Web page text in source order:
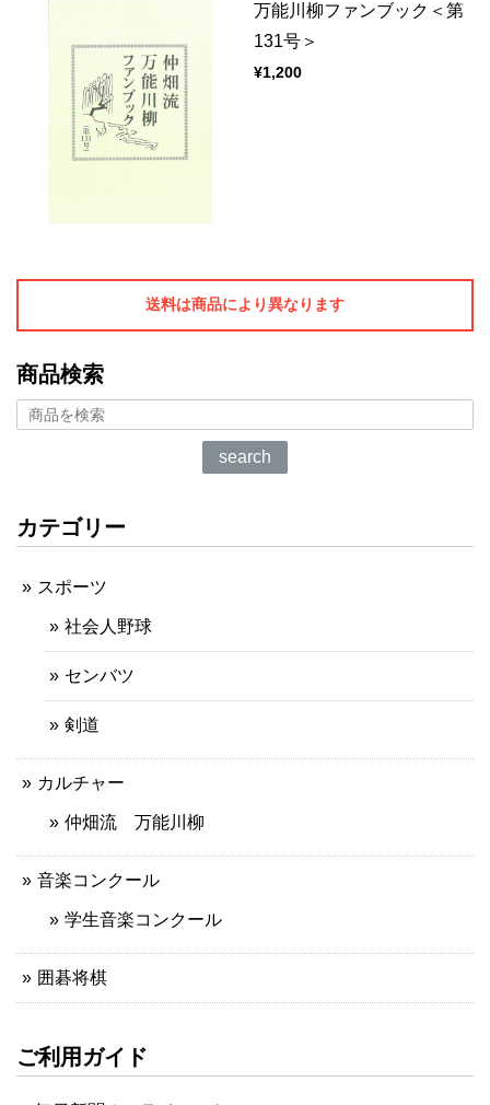
万能川柳ファンブック＜第
131号＞
¥1,200
送料は商品により異なります
商品検索
search
カテゴリー
スポーツ
社会人野球
センバツ
剣道
カルチャー
仲畑流 万能川柳
音楽コンクール
学生音楽コンクール
囲碁将棋
ご利用ガイド